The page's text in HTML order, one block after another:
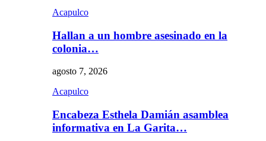
Acapulco
Hallan a un hombre asesinado en la
colonia…
agosto 7, 2026
Acapulco
Encabeza Esthela Damián asamblea
informativa en La Garita…